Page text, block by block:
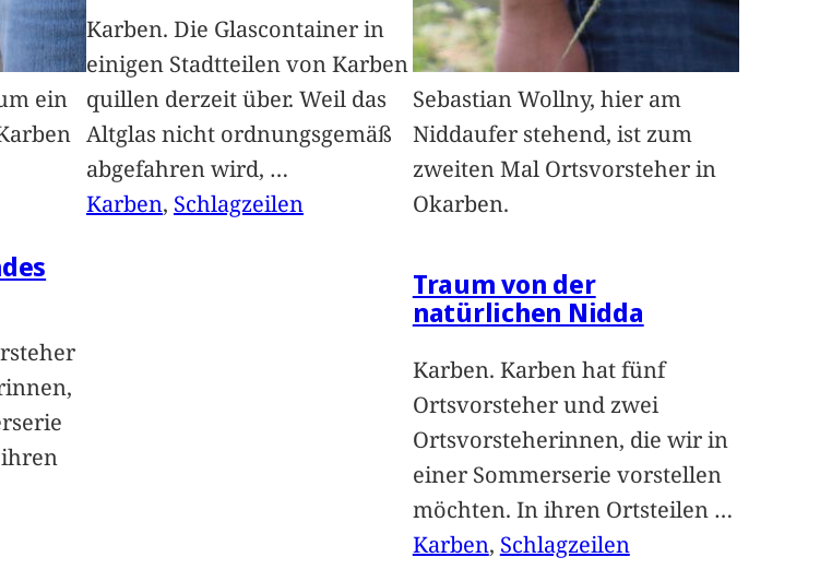
ein
Karben. Die Glascontainer in
einigen Stadtteilen von Karben
quillen derzeit über. Weil das
Altglas nicht ordnungsgemäß
abgefahren wird, …
Karben, Schlagzeilen
Sebastian Wollny, hier am
Niddaufer stehend, ist zum
zweiten Mal Ortsvorsteher in
Okarben.
Traum von der
natürlichen Nidda
Karben. Karben hat fünf
Ortsvorsteher und zwei
Ortsvorsteherinnen, die wir in
einer Sommerserie vorstellen
möchten. In ihren Ortsteilen …
Karben, Schlagzeilen